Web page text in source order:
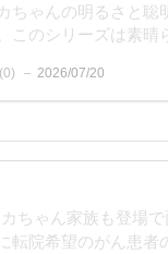
ちゃんの明るさと
このシリーズは素晴
0) 2026/07/20
ちゃん家族も登場
転院希望のがん患